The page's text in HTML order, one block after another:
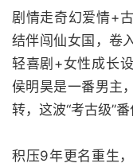
剧情走奇幻爱情+
结伴闯仙女国，卷
轻喜剧+女性成长
侯明昊是一番男主
转，这波“考古级”
积压9年更名重生